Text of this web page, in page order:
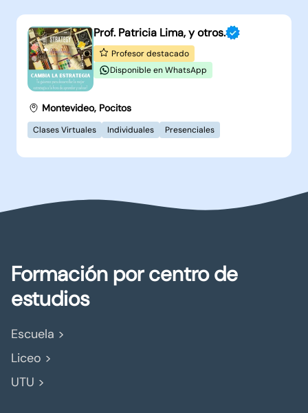
Prof. Patricia Lima, y otros.
Profesor destacado
Disponible en WhatsApp
Montevideo, Pocitos
Clases Virtuales Individuales Presenciales
Formación por centro de
estudios
Escuela >
Liceo >
UTU >